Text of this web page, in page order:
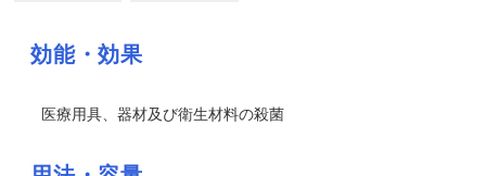
効能・効果
医療用具、器材及び衛生材料の殺菌